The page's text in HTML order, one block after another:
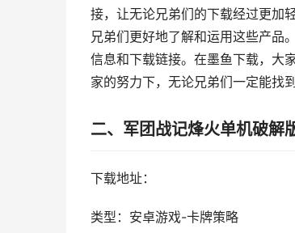
接，让无论兄弟们的下载经过更加
兄弟们更好地了解和运用这些产品
信息和下载链接。在墨鱼下载，大
家的努力下，无论兄弟们一定能找
二、军团战记烽火单机破解
下载地址：
类型：安卓游戏-卡牌策略